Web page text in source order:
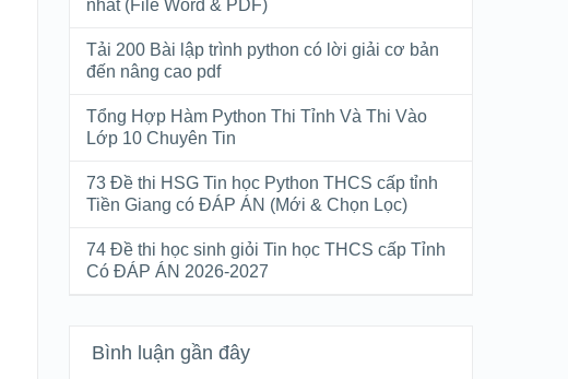
nhất (File Word & PDF)
Tải 200 Bài lập trình python có lời giải cơ bản
đến nâng cao pdf
Tổng Hợp Hàm Python Thi Tỉnh Và Thi Vào
Lớp 10 Chuyên Tin
73 Đề thi HSG Tin học Python THCS cấp tỉnh
Tiền Giang có ĐÁP ÁN (Mới & Chọn Lọc)
74 Đề thi học sinh giỏi Tin học THCS cấp Tỉnh
Có ĐÁP ÁN 2026-2027
Bình luận gần đây